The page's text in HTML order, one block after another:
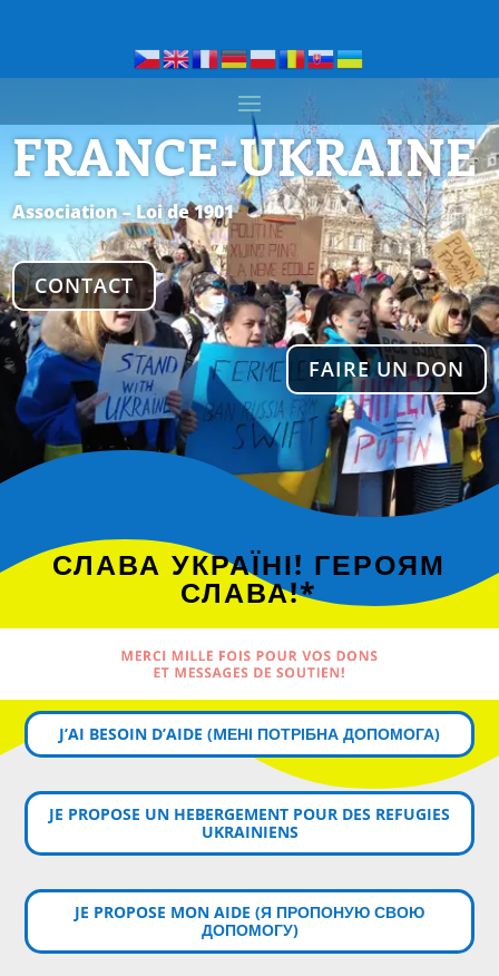
FRANCE-UKRAINE
Association – Loi de 1901
CONTACT
FAIRE UN DON
СЛАВА УКРАЇНІ! ГЕРОЯМ
СЛАВА!*
MERCI MILLE FOIS POUR VOS DONS
ET MESSAGES DE SOUTIEN!
J’AI BESOIN D’AIDE (MЕНІ ПОТРІБНА ДОПОМОГА)
JE PROPOSE UN HEBERGEMENT POUR DES REFUGIES
UKRAINIENS
JE PROPOSE MON AIDE (Я ПРОПОНУЮ СВОЮ
ДОПОМОГУ)